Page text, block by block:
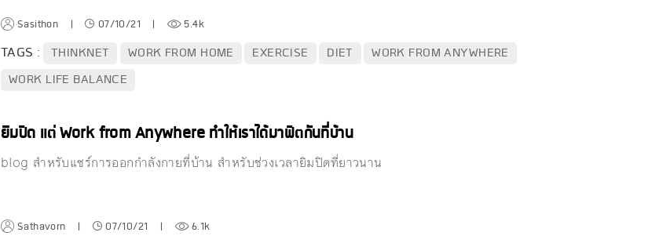
Sasithon | 07/10/21 | 5.4k
TAGS : THINKNET WORK FROM HOME EXERCISE DIET
WORK FROM ANYWHERE
WORK LIFE BALANCE
ยิมปิด แต่ Work from Anywhere ทำให้เราได้มาฟิตกันที่บ้าน
blog สำหรับแชร์การออกกำลังกายที่บ้าน สำหรับช่วงเวลายิมปิดที่ยาวนาน
Sathavorn | 07/10/21 | 6.1k